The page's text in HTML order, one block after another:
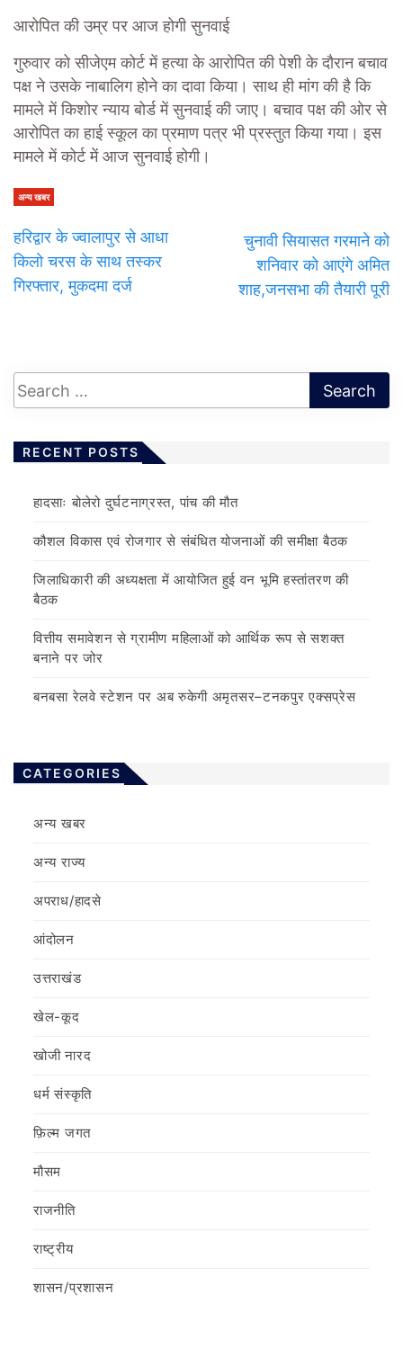
आरोपित की उम्र पर आज होगी सुनवाई
गुरुवार को सीजेएम कोर्ट में हत्या के आरोपित की पेशी के दौरान बचाव
पक्ष ने उसके नाबालिग होने का दावा किया। साथ ही मांग की है कि
मामले में किशोर न्याय बोर्ड में सुनवाई की जाए। बचाव पक्ष की ओर से
आरोपित का हाई स्कूल का प्रमाण पत्र भी प्रस्तुत किया गया। इस
मामले में कोर्ट में आज सुनवाई होगी।
अन्य खबर
हरिद्वार के ज्वालापुर से आधा
किलो चरस के साथ तस्कर
गिरफ्तार, मुकदमा दर्ज
चुनावी सियासत गरमाने को
शनिवार को आएंगे अमित
शाह,जनसभा की तैयारी पूरी
RECENT POSTS
हादसाः बोलेरो दुर्घटनाग्रस्त, पांच की मौत
कौशल विकास एवं रोजगार से संबंधित योजनाओं की समीक्षा बैठक
जिलाधिकारी की अध्यक्षता में आयोजित हुई वन भूमि हस्तांतरण की
बैठक
वित्तीय समावेशन से ग्रामीण महिलाओं को आर्थिक रूप से सशक्त
बनाने पर जोर
बनबसा रेलवे स्टेशन पर अब रुकेगी अमृतसर–टनकपुर एक्सप्रेस
CATEGORIES
अन्य खबर
अन्य राज्य
अपराध/हादसे
आंदोलन
उत्तराखंड
खेल-कूद
खोजी नारद
धर्म संस्कृति
फ़िल्‍म जगत
मौसम
राजनीति
राष्ट्रीय
शासन/प्रशासन